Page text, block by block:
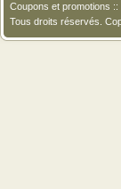
Coupons et promotions ::
Tous droits réservés.